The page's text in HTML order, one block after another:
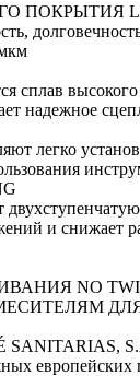
сплав
надежное
легко
и
NO
европейских